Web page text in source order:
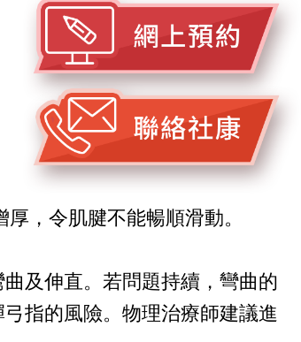
，令肌腱不能暢順滑動。
及伸直。​若問題持續，彎曲的
指的風險。物理治療師建議進